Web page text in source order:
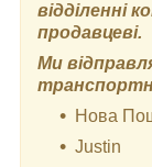
відділенні
продавцеві.
Ми
Нова
Justin